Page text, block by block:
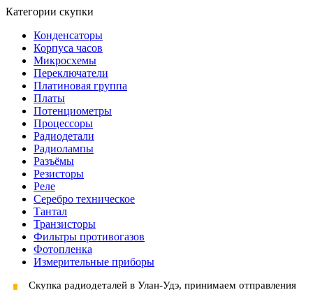
Категории скупки
Конденсаторы
Корпуса часов
Микросхемы
Переключатели
Платиновая группа
Платы
Потенциометры
Процессоры
Радиодетали
Радиолампы
Разъёмы
Резисторы
Реле
Серебро техническое
Тантал
Транзисторы
Фильтры противогазов
Фотопленка
Измерительные приборы
Скупка радиодеталей в Улан-Удэ, принимаем отправления